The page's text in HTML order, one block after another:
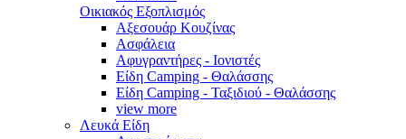
Οικιακός Εξοπλισμός
Αξεσουάρ Κουζίνας
Ασφάλεια
Αφυγραντήρες - Ιονιστές
Είδη Camping - Θαλάσσης
Είδη Camping - Ταξιδιού - Θαλάσσης
view more
Λευκά Είδη